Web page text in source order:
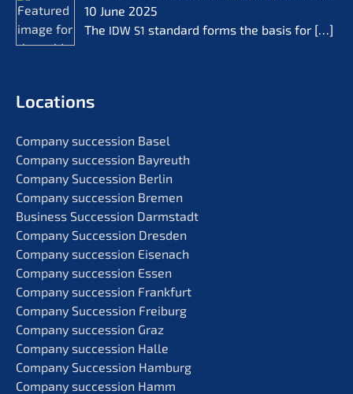
10 June 2025
The IDW S1 standard forms the basis for […]
Locati­ons
Compa­ny succes­si­on Basel
Compa­ny succes­si­on Bayreuth
Compa­ny Succes­si­on Berlin
Compa­ny succes­si­on Bremen
Business Succes­si­on Darmstadt
Compa­ny Succes­si­on Dresden
Compa­ny succes­si­on Eisenach
Compa­ny succes­si­on Essen
Compa­ny succes­si­on Frankfurt
Compa­ny Succes­si­on Freiburg
Compa­ny succes­si­on Graz
Compa­ny succes­si­on Halle
Compa­ny Succes­si­on Hamburg
Compa­ny succes­si­on Hamm